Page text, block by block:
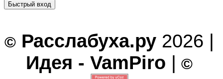
© Расслабуха.ру 2026 |
Идея - VamPiro | ©